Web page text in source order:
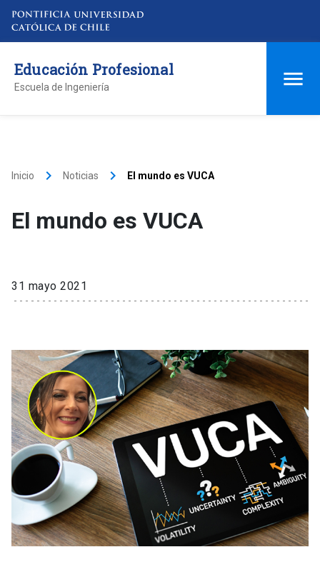
Educación Profesional
Escuela de Ingeniería
Inicio keyboard_arrow_right Noticias keyboard_arrow_right El mundo es VUCA
El mundo es VUCA
31 mayo 2021